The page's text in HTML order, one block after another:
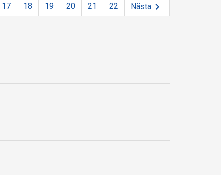
17 18 19 20 21 22 Nästa